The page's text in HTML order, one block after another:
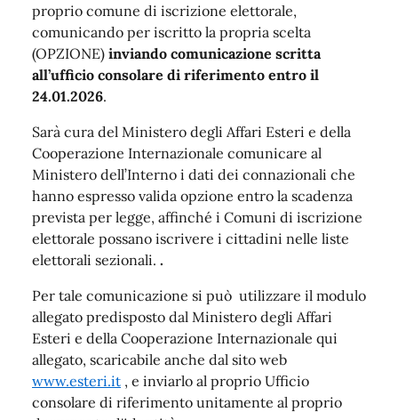
proprio comune di iscrizione elettorale,
comunicando per iscritto la propria scelta
(OPZIONE) inviando comunicazione scritta
all’ufficio consolare di riferimento entro il
24.01.2026.
Sarà cura del Ministero degli Affari Esteri e della
Cooperazione Internazionale comunicare al
Ministero dell’Interno i dati dei connazionali che
hanno espresso valida opzione entro la scadenza
prevista per legge, affinché i Comuni di iscrizione
elettorale possano iscrivere i cittadini nelle liste
elettorali sezionali. .
Per tale comunicazione si può utilizzare il modulo
allegato predisposto dal Ministero degli Affari
Esteri e della Cooperazione Internazionale qui
allegato, scaricabile anche dal sito web
www.esteri.it , e inviarlo al proprio Ufficio
consolare di riferimento unitamente al proprio